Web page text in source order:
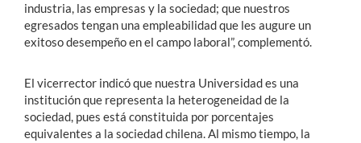
industria, las empresas y la sociedad; que nuestros
egresados tengan una empleabilidad que les augure un
exitoso desempeño en el campo laboral”, complementó.
El vicerrector indicó que nuestra Universidad es una
institución que representa la heterogeneidad de la
sociedad, pues está constituida por porcentajes
equivalentes a la sociedad chilena. Al mismo tiempo, la